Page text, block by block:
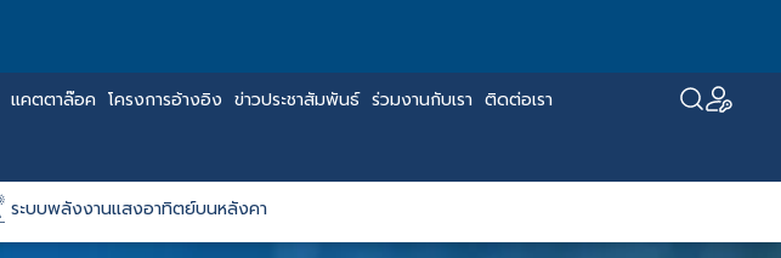
แคตตาล๊อค โครงการอ้างอิง ข่าวประชาสัมพันธ์ ร่วมงานกับเรา ติดต่อเรา
ระบบพลังงานแสงอาทิตย์บนหลังคา